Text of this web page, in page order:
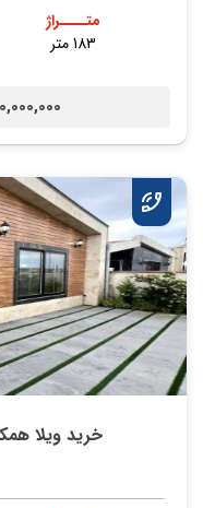
متــــراژ
183 متر
خرید ویلا